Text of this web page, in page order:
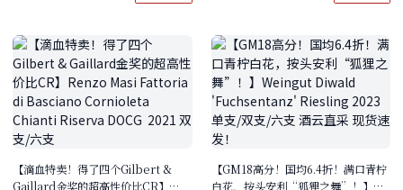
【滴血特卖！得了四个Gilbert &
Gaillard金奖的超高性价比CR】
【GM18高分！国均6.4折！满口青柠
白花，按头安利“狐狸之舞”！】